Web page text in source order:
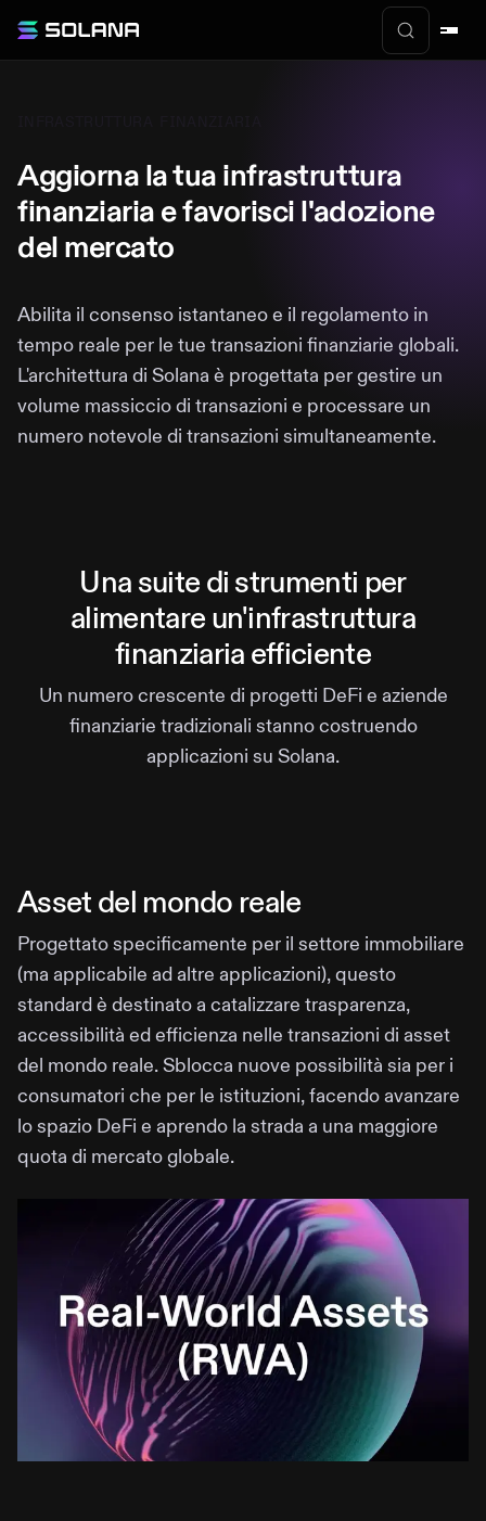
Aggiorna la tua infrastruttura
finanziaria e favorisci l'adozione
del mercato
Abilita il consenso istantaneo e il regolamento in
tempo reale per le tue transazioni finanziarie globali.
L'architettura di Solana è progettata per gestire un
volume massiccio di transazioni e processare un
numero notevole di transazioni simultaneamente.
Una suite di strumenti per
alimentare un'infrastruttura
finanziaria efficiente
Un numero crescente di progetti DeFi e aziende
finanziarie tradizionali stanno costruendo
applicazioni su Solana.
Asset del mondo reale
Progettato specificamente per il settore immobiliare
(ma applicabile ad altre applicazioni), questo
standard è destinato a catalizzare trasparenza,
accessibilità ed efficienza nelle transazioni di asset
del mondo reale. Sblocca nuove possibilità sia per i
consumatori che per le istituzioni, facendo avanzare
lo spazio DeFi e aprendo la strada a una maggiore
quota di mercato globale.